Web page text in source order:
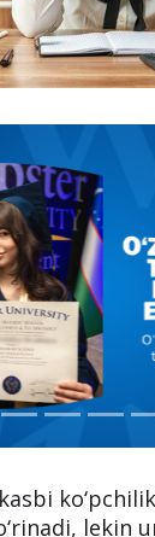
lekin